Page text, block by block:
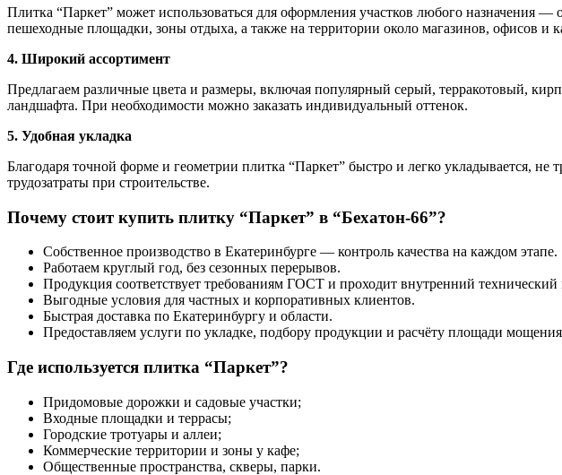
Плитка “Паркет” может использоваться для оформления участков любого назначения
пешеходные площадки, зоны отдыха, а также на территории около магазинов, офисов и
4. Широкий ассортимент
Предлагаем различные цвета и размеры, включая популярный серый, терракотовый,
ландшафта. При необходимости можно заказать индивидуальный оттенок.
5. Удобная укладка
Благодаря точной форме и геометрии плитка “Паркет” быстро и легко укладывается,
трудозатраты при строительстве.
Почему стоит купить плитку “Паркет” в “Бехатон-66”?
Собственное производство в Екатеринбурге — контроль качества на каждом этапе.
Работаем круглый год, без сезонных перерывов.
Продукция соответствует требованиям ГОСТ и проходит внутренний технический
Выгодные условия для частных и корпоративных клиентов.
Быстрая доставка по Екатеринбургу и области.
Предоставляем услуги по укладке, подбору продукции и расчёту площади
Где используется плитка “Паркет”?
Придомовые дорожки и садовые участки;
Входные площадки и террасы;
Городские тротуары и аллеи;
Коммерческие территории и зоны у кафе;
Общественные пространства, скверы, парки.